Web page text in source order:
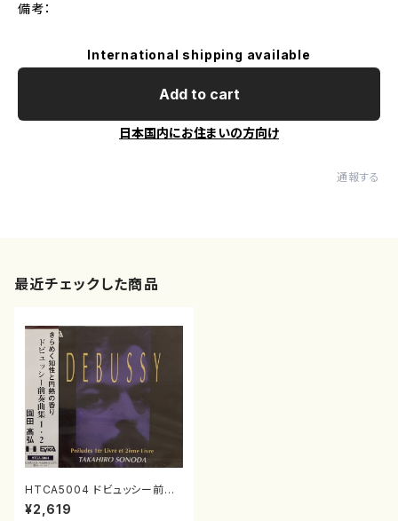
備考：
International shipping available
Add to cart
日本国内にお住まいの方向け
通報する
最近チェックした商品
HTCA5004 ドビュッシー前奏
曲集（ピアノ/ドビュッシー /C
D）
¥2,619